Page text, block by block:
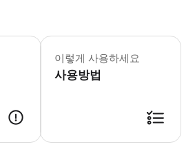
키가 1미터(포함)에서 1.3미터(포함)
이렇게 사용하세요
사용방법